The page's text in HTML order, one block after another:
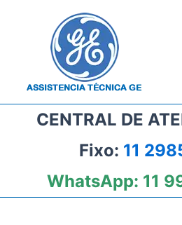
CENTRAL DE
Fixo: 11
WhatsApp: 11